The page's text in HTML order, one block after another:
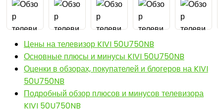
Цены на телевизор KIVI 50U750NB
Основные плюсы и минусы KIVI 50U750NB
Оценки в обзорах, покупателей и блогеров на KIVI
50U750NB
Подробный обзор плюсов и минусов телевизора
KIVI 50U750NB